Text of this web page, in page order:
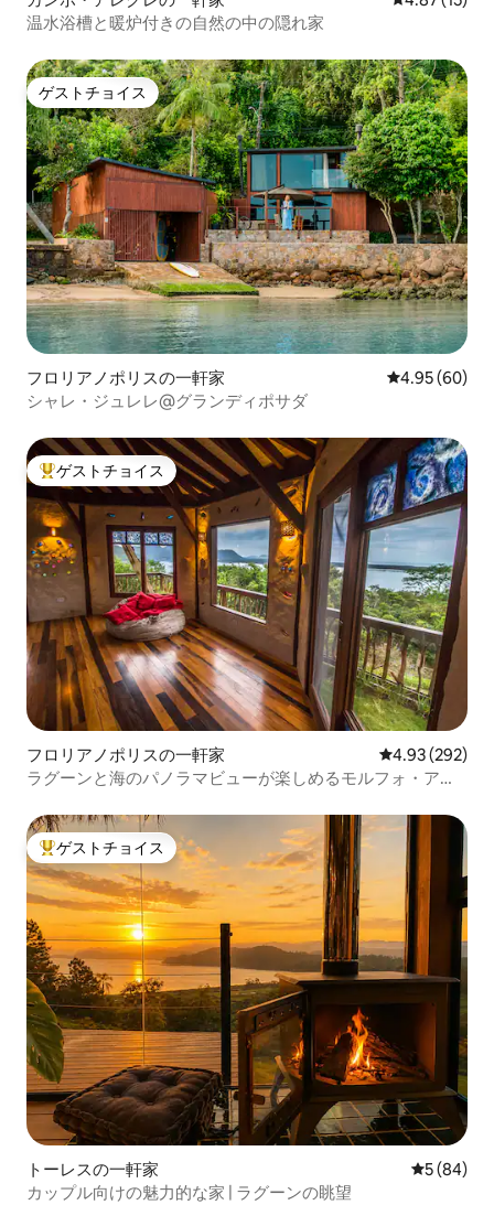
温水浴槽と暖炉付きの自然の中の隠れ家
ゲストチョイス
ゲストチョイス
フロリアノポリスの一軒家 レビュー60
4.95 (60)
シャレ・ジュレレ@グランディポサダ
大好評のゲストチョイスです。
ゲストチョイス
フロリアノポリスの一軒家 レビュー292
4.93 (292)
ラグーンと海のパノラマビューが楽しめるモルフォ・アス
大好評のゲストチョイスです。
ゲストチョイス
トーレスの一軒家 レビュー
5 (84)
カップル向けの魅力的な家 | ラグーンの眺望